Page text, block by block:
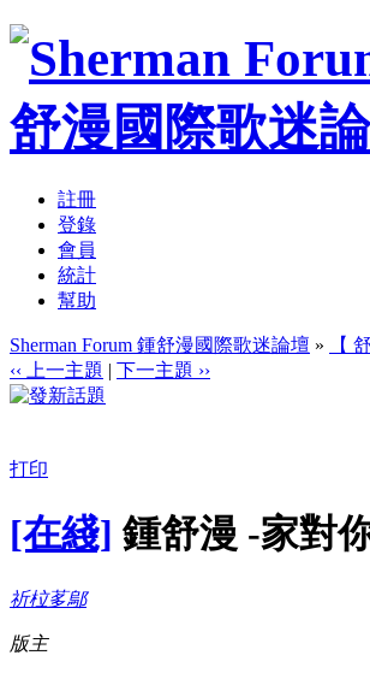
註冊
登錄
會員
統計
幫助
Sherman Forum 鍾舒漫國際歌迷論壇 » 【
‹‹ 上一主題 | 下一主題 ››
打印
[在綫] 鍾舒漫 -家對
祈柆茤鄔
版主